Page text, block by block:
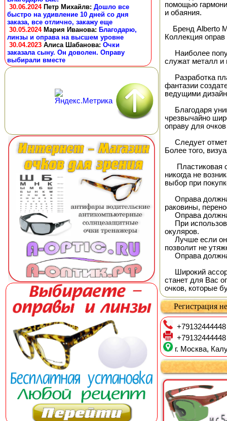
30.06.2024 Петр Михайлв: Дошло все
быстро на удивление 10 дней со дня
заказа, все отлично, закажу еще
30.05.2024 Мария Иванова: Благодарю,
линзы и оправа на высшем уровне
30.04.2023 Алиса Шабанова: Очки
заказала сыну. Он доволен. Оправу
выбирали вместе
помощью
и обаяния.
Бренд Alberto
Коллекция
Наиболее
служат металл и
Разработка
фантазии
ведущими
Благодаря
чрезвычайно
оправу для
Следует
Более того,
Пластиковая
никогда не
выбор при
Оправа должна
раковины,
Оправа должна
При
окуляров.
Лучше если
позволит не
Оправа
Широкий
станет для Вас
очков, которые
Регистрация
+79132444448
+79132444448
г. Москва,